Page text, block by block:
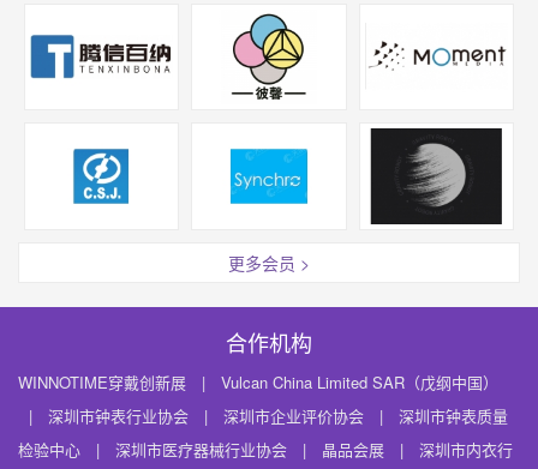
更多会员 >
合作机构
WINNOTIME穿戴创新展 |
Vulcan China Limited SAR（戊纲中国）
|
深圳市钟表行业协会 | 深圳市企业评价协会 |
深圳市钟表质量
检验中心
| 深圳市医疗器械行业协会 | 晶品会展 | 深圳市内衣行